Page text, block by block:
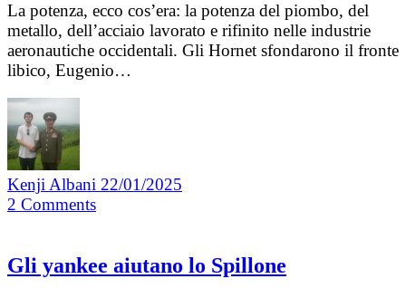
La potenza, ecco cos’era: la potenza del piombo, del
metallo, dell’acciaio lavorato e rifinito nelle industrie
aeronautiche occidentali. Gli Hornet sfondarono il fronte
libico, Eugenio…
Kenji Albani 22/01/2025
2 Comments
Gli yankee aiutano lo Spillone